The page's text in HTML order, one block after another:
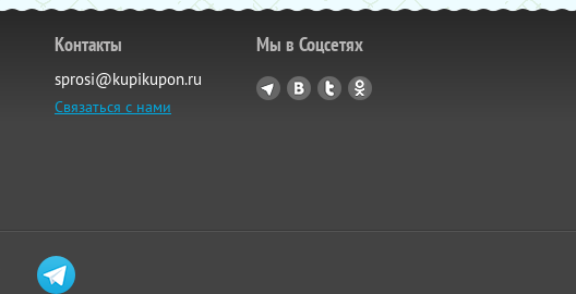
Контакты
sprosi@kupikupon.ru
Связаться с нами
Мы в Соцсетях